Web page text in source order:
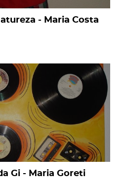
- Maria Costa
Gi - Maria Goreti